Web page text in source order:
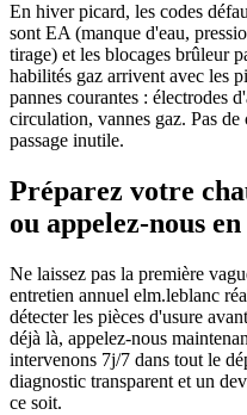
En hiver picard, les codes
sont EA (manque d'eau,
tirage) et les blocages brûleur
habilités gaz arrivent avec les
pannes courantes : électrodes
circulation, vannes gaz. Pas de
passage inutile.
Préparez votre
ou appelez-nous
Ne laissez pas la première
entretien annuel elm.leblanc
détecter les pièces d'usure
déjà là, appelez-nous
intervenons 7j/7 dans tout le
diagnostic transparent et un
ce soit.